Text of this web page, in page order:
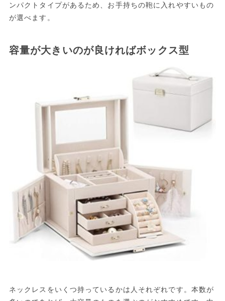
ンパクトタイプがあるため、お手持ちの鞄に入れやすいもの
が選べます。
容量が大きいのが良ければボックス型
ネックレスをいくつ持っているかは人それぞれです。本数が